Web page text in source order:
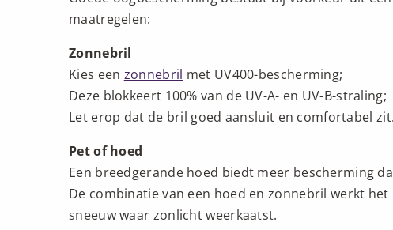
maatregelen:
Zonnebril
Kies een zonnebril met UV400-bescherming;
Deze blokkeert 100% van de UV-A- en UV-B-straling;
Let erop dat de bril goed aansluit en comfortabel zit.
Pet of hoed
Een breedgerande hoed biedt meer bescherming
De combinatie van een hoed en zonnebril werkt
sneeuw waar zonlicht weerkaatst.